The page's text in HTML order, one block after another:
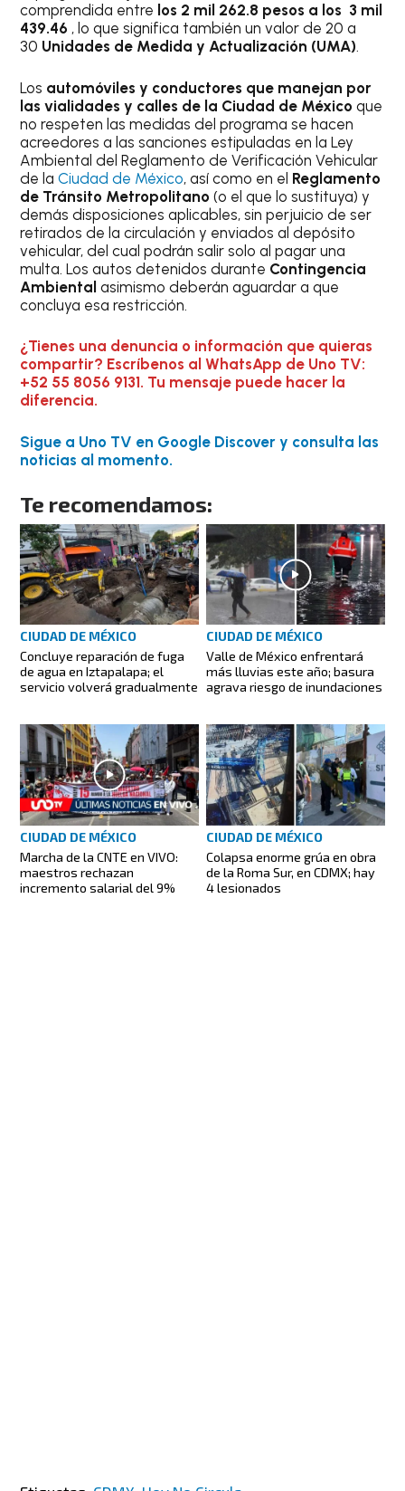
comprendida entre los 2 mil 262.8 pesos a los 3 mil
439.46 , lo que significa también un valor de 20 a
30 Unidades de Medida y Actualización (UMA).
Los automóviles y conductores que manejan por
las vialidades y calles de la Ciudad de México que
no respeten las medidas del programa se hacen
acreedores a las sanciones estipuladas en la Ley
Ambiental del Reglamento de Verificación Vehicular
de laCiudad de México, así como en el Reglamento
de Tránsito Metropolitano(o el que lo sustituya) y
demás disposiciones aplicables, sin perjuicio de ser
retirados de la circulación y enviados al depósito
vehicular, del cual podrán salir solo al pagar una
multa. Los autos detenidos durante Contingencia
Ambiental asimismo deberán aguardar a que
concluya esa restricción.
¿Tienes una denuncia o información que quieras
compartir? Escríbenos al WhatsApp de Uno TV:
+52 55 8056 9131. Tu mensaje puede hacer la
diferencia.
Sigue a Uno TV en Google Discover y consulta las
noticias al momento.
Te recomendamos:
CIUDAD DE MÉXICO
Concluye reparación de fuga
de agua en Iztapalapa; el
servicio volverá gradualmente
CIUDAD DE MÉXICO
Valle de México enfrentará
más lluvias este año; basura
agrava riesgo de inundaciones
CIUDAD DE MÉXICO
Marcha de la CNTE en VIVO:
maestros rechazan
incremento salarial del 9%
CIUDAD DE MÉXICO
Colapsa enorme grúa en obra
de la Roma Sur, en CDMX; hay
4 lesionados